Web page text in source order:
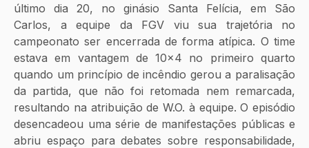
último dia 20, no ginásio Santa Felícia, em São
Carlos, a equipe da FGV viu sua trajetória no
campeonato ser encerrada de forma atípica. O time
estava em vantagem de 10x4 no primeiro quarto
quando um princípio de incêndio gerou a paralisação
da partida, que não foi retomada nem remarcada,
resultando na atribuição de W.O. à equipe. O episódio
desencadeou uma série de manifestações públicas e
abriu espaço para debates sobre responsabilidade,